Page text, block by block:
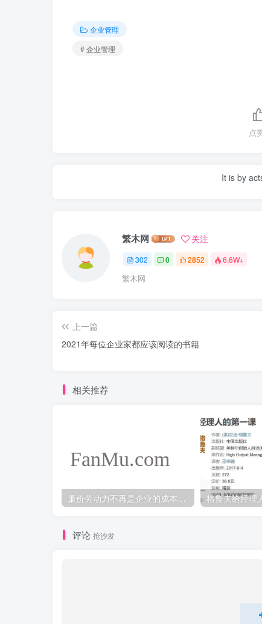
企业管理
# 企业管理
点
It is by
繁木网 关注
302 0 2852 6.6W+
繁木网
上一篇
2021年每位企业家都应该阅读的书籍
相关推荐
评论 抢沙发